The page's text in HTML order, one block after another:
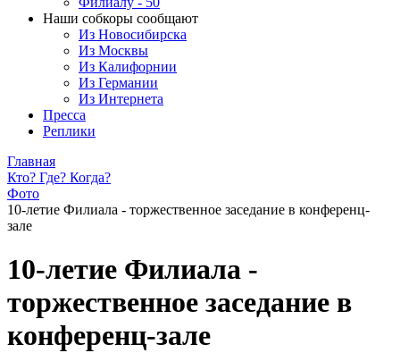
Наши собкоры сообщают
Из Новосибирска
Из Москвы
Из Калифорнии
Из Германии
Из Интернета
Пресса
Реплики
Главная
Кто? Где? Когда?
Фото
10-летие Филиала - торжественное заседание в конференц-
зале
10-летие Филиала -
торжественное заседание в
конференц-зале